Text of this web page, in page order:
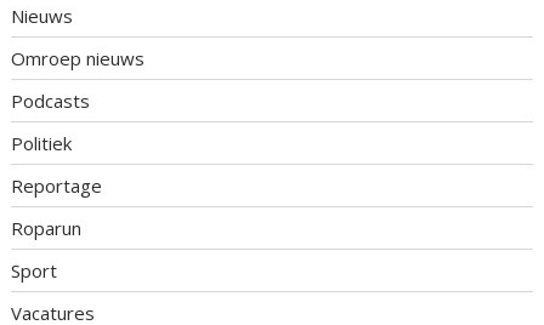
Nieuws
Omroep nieuws
Podcasts
Politiek
Reportage
Roparun
Sport
Vacatures